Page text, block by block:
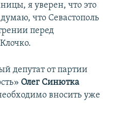
я уверен, что это
что Севастополь
перед
депутат от партии
Олег Синютка
вносить уже